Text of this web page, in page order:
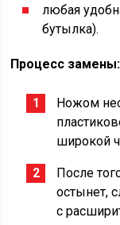
любая
бутылка).
Процесс замены:
Ножом
широкой
После
остынет,
с